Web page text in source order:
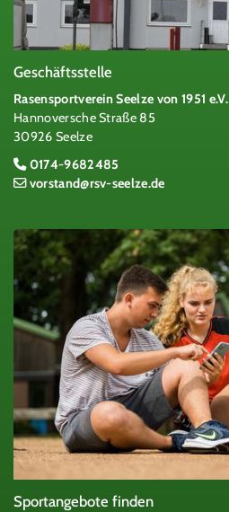
Geschäftsstelle
Rasensportverein Seelze von 1951 e.V.
Hannoversche Straße 85
30926 Seelze
0174-9682485
vorstand@rsv-seelze.de
Sportangebote finden